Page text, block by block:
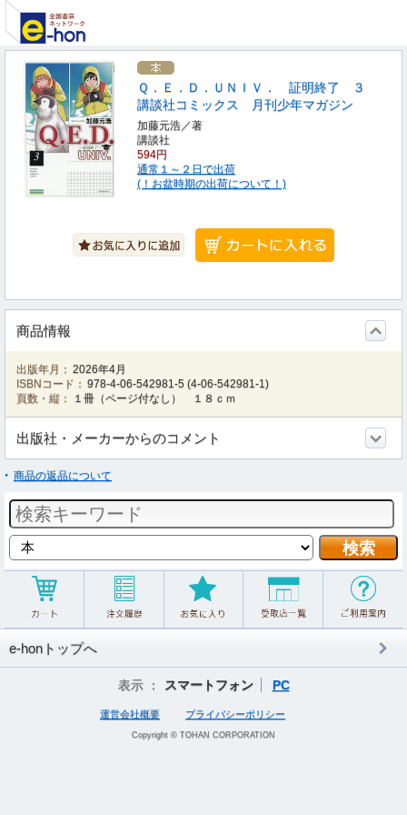
Ｑ．Ｅ．Ｄ．ＵＮＩＶ． 証明終了 ３
講談社コミックス 月刊少年マガジン
加藤元浩／著
講談社
594円
通常１～２日で出荷
(！お盆時期の出荷について！)
商品情報
出版年月： 2026年4月
ISBNコード： 978-4-06-542981-5 (4-06-542981-1)
頁数・縦：
１冊（ページ付なし） １８ｃｍ
出版社・メーカーからのコメント
商品の返品について
e-honトップへ
表示 ： スマートフォン PC
運営会社概要 プライバシーポリシー
Copyright © TOHAN CORPORATION